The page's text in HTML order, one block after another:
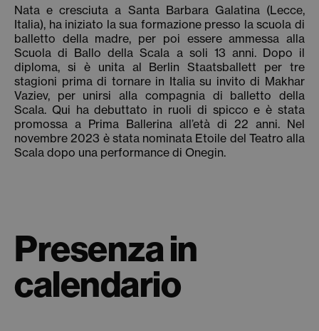
Nata e cresciuta a Santa Barbara Galatina (Lecce,
Italia), ha iniziato la sua formazione presso la scuola di
balletto della madre, per poi essere ammessa alla
Scuola di Ballo della Scala a soli 13 anni. Dopo il
diploma, si è unita al Berlin Staatsballett per tre
stagioni prima di tornare in Italia su invito di Makhar
Vaziev, per unirsi alla compagnia di balletto della
Scala. Qui ha debuttato in ruoli di spicco e è stata
promossa a Prima Ballerina all’età di 22 anni. Nel
novembre 2023 è stata nominata Etoile del Teatro alla
Scala dopo una performance di Onegin.
Presenza in
calendario